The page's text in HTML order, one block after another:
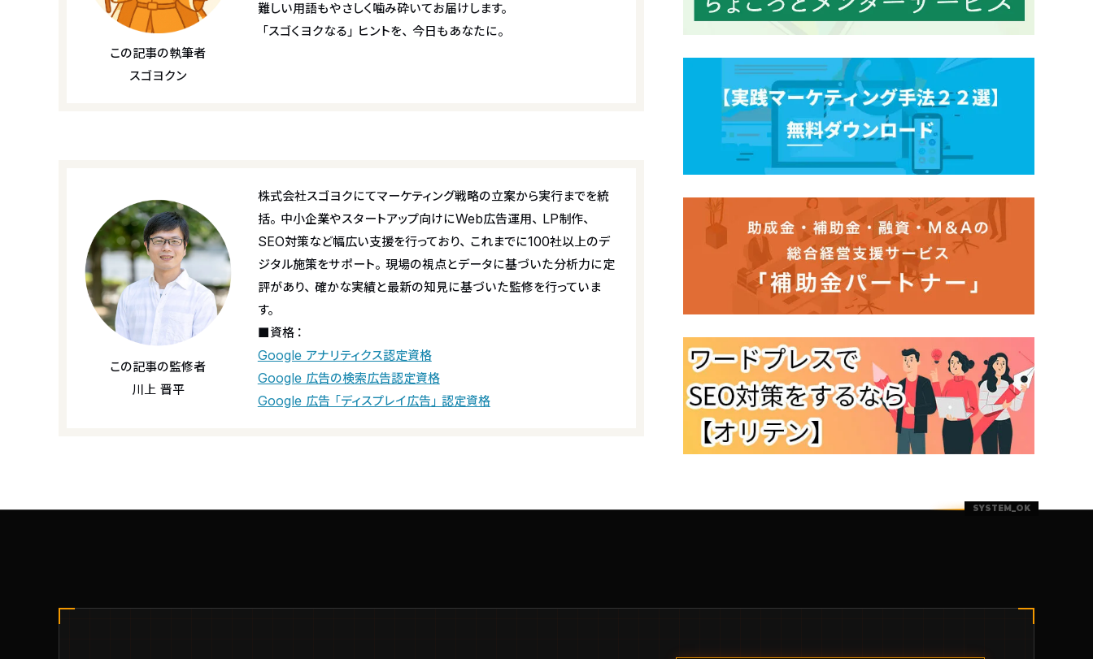
この記事の執筆者
スゴヨクン
難しい用語もやさしく噛み砕いてお届けします。
「スゴくヨクなる」ヒントを、今日もあなたに。
この記事の監修者
川上 晋平
株式会社スゴヨクにてマーケティング戦略の立案から実行までを統
括。中小企業やスタートアップ向けにWeb広告運用、LP制作、
SEO対策など幅広い支援を行っており、これまでに100社以上のデ
ジタル施策をサポート。現場の視点とデータに基づいた分析力に定
評があり、確かな実績と最新の知見に基づいた監修を行っていま
す。
■資格：
Google アナリティクス認定資格
Google 広告の検索広告認定資格
Google 広告「ディスプレイ広告」認定資格